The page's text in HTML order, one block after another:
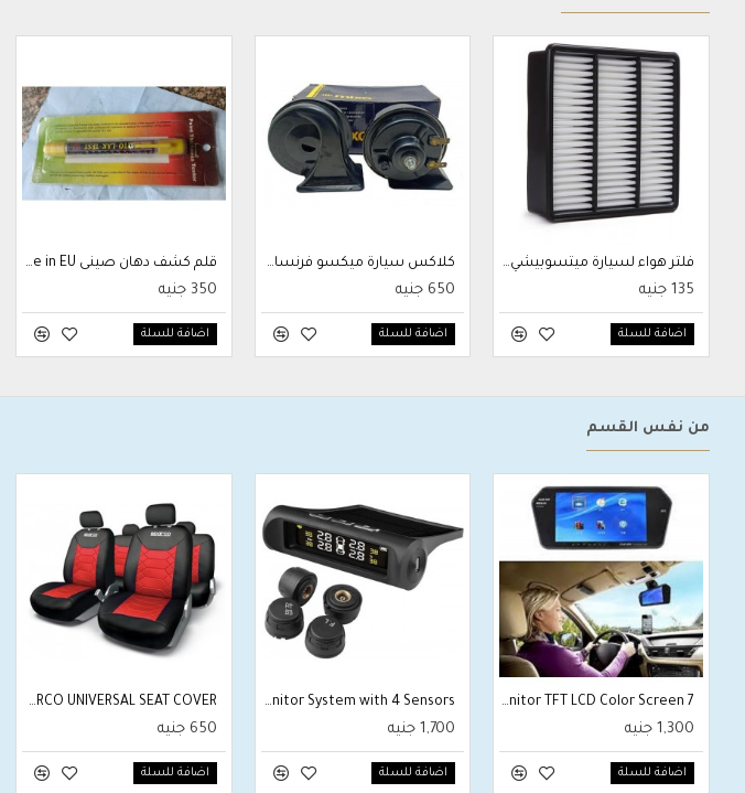
فلتر هواء لسيارة ميتسوبيشي لانسر من داويها Q4KAFMR552951
135 جنيه
اضافة للسلة
كلاكس سيارة ميكسو فرنساوي - 2 قطعة - كابر 1129
650 جنيه
اضافة للسلة
قلم كشف دهان صينى Made in EU
350 جنيه
اضافة للسلة
من نفس القسم
7 Inch Car Rear View Mirror Monitor TFT LCD Color Screen
1,300 جنيه
اضافة للسلة
Solar Power Wireless LCD TPMS Tire Pressure Monitor System with 4 Sensors ‫(External Sensors)
1,700 جنيه
اضافة للسلة
SPARCO UNIVERSAL SEAT COVER
650 جنيه
اضافة للسلة